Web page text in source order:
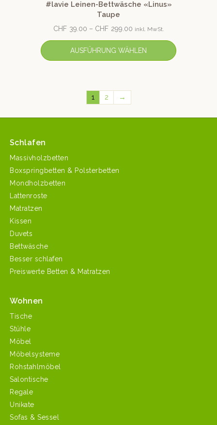
#lavie Leinen-Bettwäsche «Linus»
Taupe
CHF 39.00 – CHF 299.00 inkl. MwSt.
AUSFÜHRUNG WÄHLEN
1 2 →
Schlafen
Massivholzbetten
Boxspringbetten & Polsterbetten
Mondholzbetten
Lattenroste
Matratzen
Kissen
Duvets
Bettwäsche
Besser schlafen
Preiswerte Betten & Matratzen
Wohnen
Tische
Stühle
Möbel
Möbelsysteme
Rohstahlmöbel
Salontische
Regale
Unikate
Sofas & Sessel